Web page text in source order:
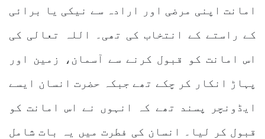
امانت اپنی مرضی اور ارادہ سے نیکی یا برائی
کے راستے کے انتخاب کی تھی۔ اللہ تعالی کی
اس امانت کو قبول کرنے سے آسمان، زمین اور
پہاڑ انکار کر چکے تھے جبکہ حضرت انسان ایسے
ایڈونچر پسند تھے کہ انہوں نے اس امانت کو
قبول کر لیا۔ انسان کی فطرت میں یہ بات شامل